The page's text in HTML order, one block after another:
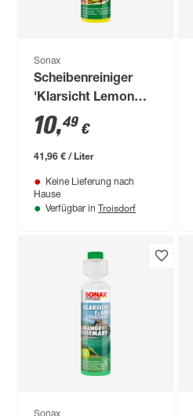
Sonax
Scheibenreiniger
'Klarsicht Lemon
Rocks' 1:100
Konzentrat 250 ml
10,49 €
41,96 € / Liter
Keine Lieferung nach
Hause
Verfügbar in Troisdorf